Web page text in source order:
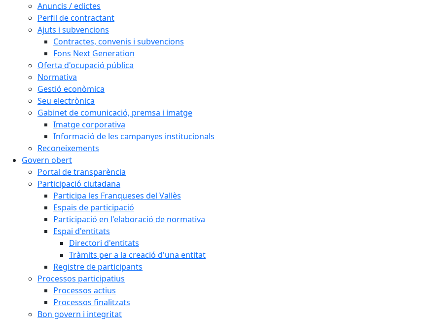
Anuncis / edictes
Perfil de contractant
Ajuts i subvencions
Contractes, convenis i subvencions
Fons Next Generation
Oferta d'ocupació pública
Normativa
Gestió econòmica
Seu electrònica
Gabinet de comunicació, premsa i imatge
Imatge corporativa
Informació de les campanyes institucionals
Reconeixements
Govern obert
Portal de transparència
Participació ciutadana
Participa les Franqueses del Vallès
Espais de participació
Participació en l'elaboració de normativa
Espai d'entitats
Directori d'entitats
Tràmits per a la creació d'una entitat
Registre de participants
Processos participatius
Processos actius
Processos finalitzats
Bon govern i integritat